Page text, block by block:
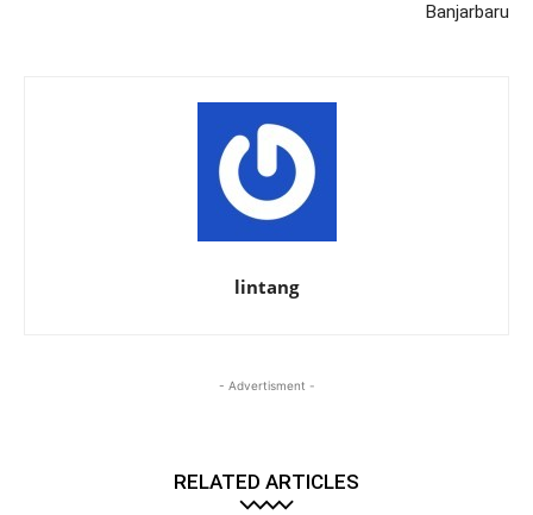
Banjarbaru
lintang
- Advertisment -
RELATED ARTICLES